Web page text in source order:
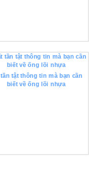
tật thông tin mà bạn cần
biết về ống lõi nhựa